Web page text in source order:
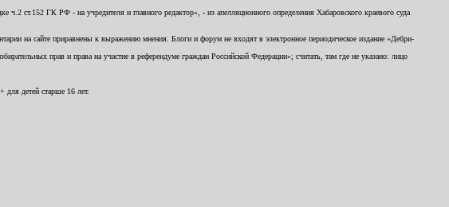
ст.152 ГК РФ - на учредителя и главного редактор», - из апелляционного определения Хабаровского краевого суда
на сайте приравнены к выражению мнения. Блоги и форум не входят в электронное периодическое издание «Дебри-
прав и права на участие в референдуме граждан Российской Федерации»; считать, там где не указано: лицо
для детей старше 16 лет.